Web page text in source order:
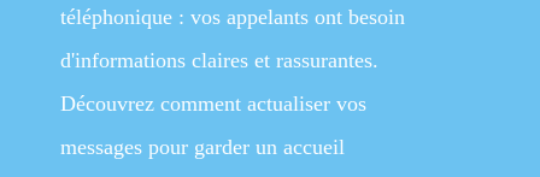
téléphonique : vos appelants ont besoin
d'informations claires et rassurantes.
Découvrez comment actualiser vos
messages pour garder un accueil